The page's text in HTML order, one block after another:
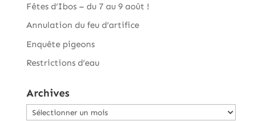
Fêtes d’Ibos – du 7 au 9 août !
Annulation du feu d’artifice
Enquête pigeons
Restrictions d’eau
Archives
Archives